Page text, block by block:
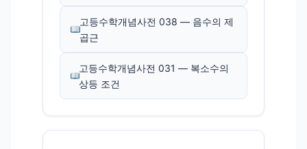
고등수학개념사전 038 — 음수의 제
곱근
고등수학개념사전 031 — 복소수의
상등 조건